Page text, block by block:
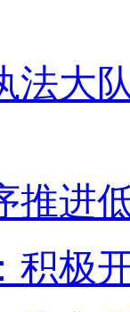
法大
推进
积极